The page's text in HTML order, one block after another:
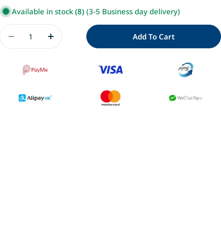
Available in stock (8) (3-5 Business day delivery)
Decrease Quantity For 日本腦科學權威久保田競
Increase Quantity For 日本腦科學權威久
Add To Cart